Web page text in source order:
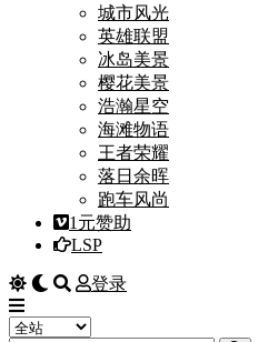
城市风光
英雄联盟
冰岛美景
樱花美景
浩瀚星空
海滩物语
王者荣耀
落日余晖
跑车风尚
1元赞助
LSP
登录